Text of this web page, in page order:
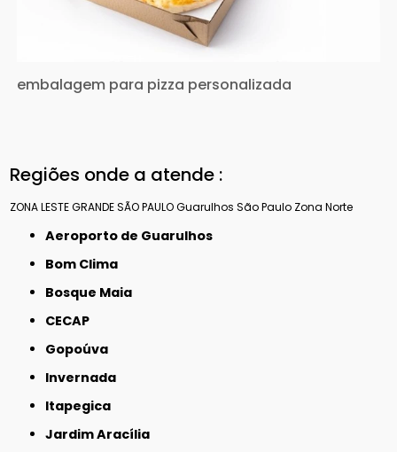
embalagem para pizza personalizada
Regiões onde a atende :
ZONA LESTEGRANDE SÃO PAULOGuarulhos São Paulo Zona Norte
Aeroporto de Guarulhos
Bom Clima
Bosque Maia
CECAP
Gopoúva
Invernada
Itapegica
Jardim Aracília